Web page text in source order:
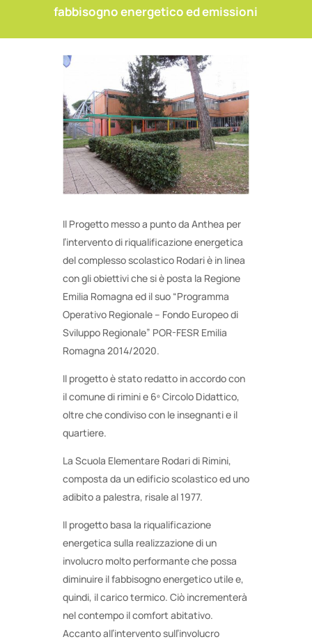
fabbisogno energetico ed emissioni
Il Progetto messo a punto da Anthea per
l’intervento di riqualificazione energetica
del complesso scolastico Rodari è in linea
con gli obiettivi che si è posta la Regione
Emilia Romagna ed il suo “Programma
Operativo Regionale – Fondo Europeo di
Sviluppo Regionale” POR-FESR Emilia
Romagna 2014/2020.
Il progetto è stato redatto in accordo con
il comune di rimini e 6º Circolo Didattico,
oltre che condiviso con le insegnanti e il
quartiere.
La Scuola Elementare Rodari di Rimini,
composta da un edificio scolastico ed uno
adibito a palestra, risale al 1977.
Il progetto basa la riqualificazione
energetica sulla realizzazione di un
involucro molto performante che possa
diminuire il fabbisogno energetico utile e,
quindi, il carico termico. Ciò incrementerà
nel contempo il comfort abitativo.
Accanto all’intervento sull’involucro